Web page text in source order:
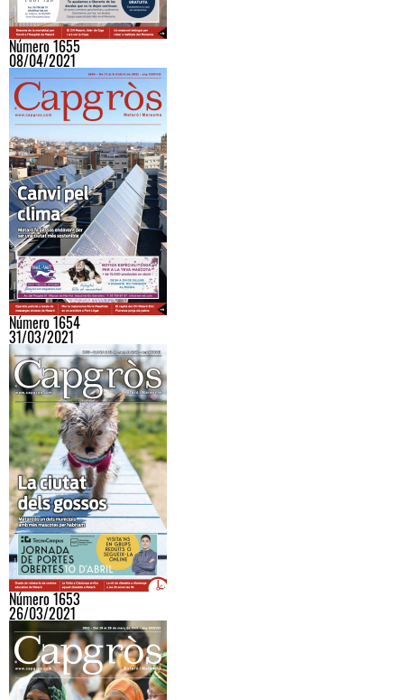
Número 1655
08/04/2021
Número 1654
31/03/2021
Número 1653
26/03/2021